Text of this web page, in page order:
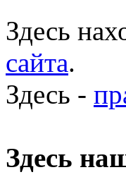
Здесь
сайта.
Здесь -
Здесь